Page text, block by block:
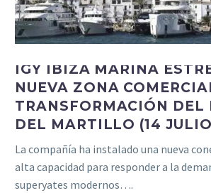
IGY IBIZA MARINA
NUEVA ZONA
TRANSFORMACIÓN DEL
DEL MARTILLO (14
La compañía ha instalado una nueva
alta capacidad para responder a la
superyates modernos….